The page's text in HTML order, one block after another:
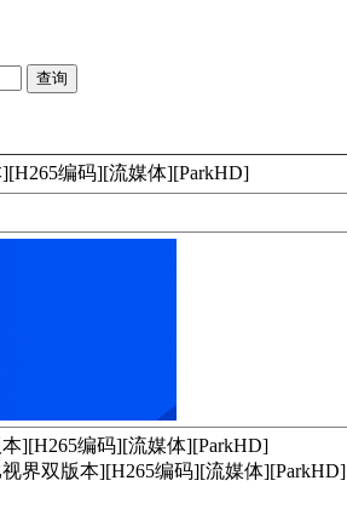
编码][流媒体][ParkHD]
][H265编码][流媒体][ParkHD]
界双版本][H265编码][流媒体][ParkHD]